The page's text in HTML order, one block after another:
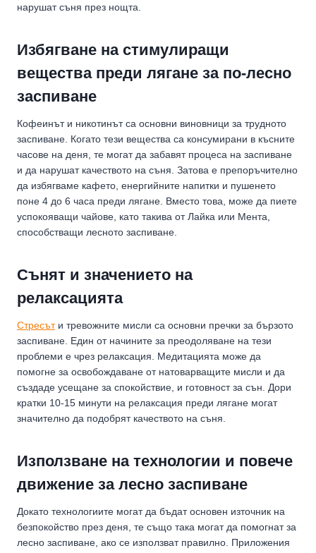
нарушат съня през нощта.
Избягване на стимулиращи
вещества преди лягане за по-лесно
заспиване
Кофеинът и никотинът са основни виновници за трудното
заспиване. Когато тези вещества са консумирани в късните
часове на деня, те могат да забавят процеса на заспиване
и да нарушат качеството на съня. Затова е препоръчително
да избягваме кафето, енергийните напитки и пушенето
поне 4 до 6 часа преди лягане. Вместо това, може да пиете
успокояващи чайове, като такива от Лайка или Мента,
способстващи лесното заспиване.
Сънят и значението на
релаксацията
Стресъти тревожните мисли са основни пречки за бързото
заспиване. Един от начините за преодоляване на тези
проблеми е чрез релаксация. Медитацията може да
помогне за освобождаване от натоварващите мисли и да
създаде усещане за спокойствие, и готовност за сън. Дори
кратки 10-15 минути на релаксация преди лягане могат
значително да подобрят качеството на съня.
Използване на технологии и повече
движение за лесно заспиване
Докато технологиите могат да бъдат основен източник на
безпокойство през деня, те също така могат да помогнат за
лесно заспиване, ако се използват правилно. Приложения